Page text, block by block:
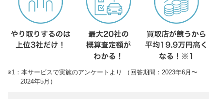
※1：本サービスで実施のアンケートより （回答期間：2023年6月〜
2024年5月）